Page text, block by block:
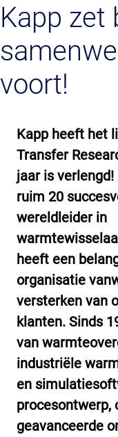
Kapp zet
voort!
Kapp heeft het
Transfer
jaar is
ruim 20
wereldleider in
heeft een
organisatie
versterken van
klanten. Sinds
van
industriële
en
procesontwerp,
geavanceerde